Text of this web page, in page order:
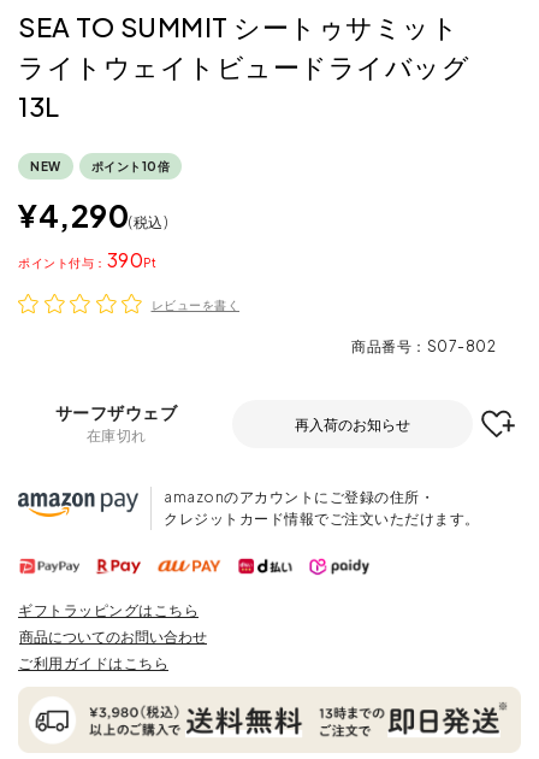
SEA TO SUMMIT シートゥサミット
ライトウェイトビュードライバッグ
13L
NEW ポイント10倍
¥4,290 税込
390
ポイント
レビューを書く
商品番号 S07-802
サーフザウェブ
在庫切れ
再入荷のお知らせ
amazonのアカウントにご登録の住所・
クレジットカード情報でご注文いただけます。
ギフトラッピングはこちら
商品についてのお問い合わせ
ご利用ガイドはこちら